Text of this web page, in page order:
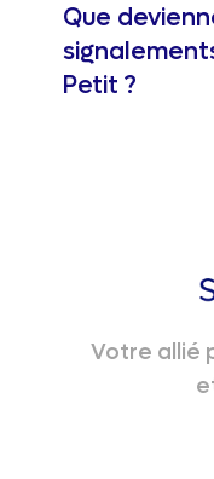
Que
Petit ?
Votre allié